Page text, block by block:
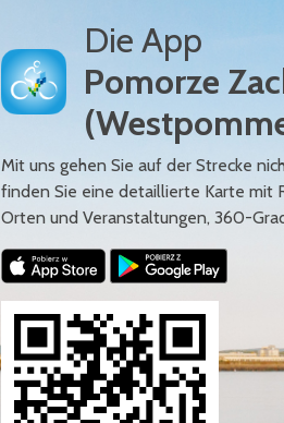
Die App
Pomorze
Mit uns gehen Sie auf der Strecke
finden Sie eine detaillierte Karte mit
Orten und Veranstaltungen, 360-